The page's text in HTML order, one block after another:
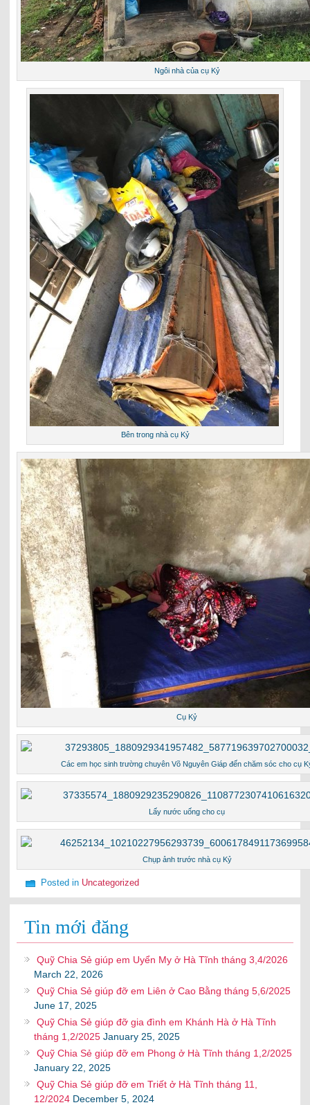
Ngôi nhà của cụ Kỷ
Bên trong nhà cụ Kỷ
Cụ Kỷ
Các em học sinh trường chuyên Võ Nguyên Giáp đến chăm sóc cho cụ
Lấy nước uống cho cụ
Chụp ảnh trước nhà cụ Kỷ
Posted in Uncategorized
Tin mới đăng
Quỹ Chia Sẻ giúp em Uyển My ở Hà Tĩnh tháng 3,4/2026
March 22, 2026
Quỹ Chia Sẻ giúp đỡ em Liên ở Cao Bằng tháng 5,6/2025
June 17, 2025
Quỹ Chia Sẻ giúp đỡ gia đình em Khánh Hà ở Hà Tĩnh
tháng 1,2/2025 January 25, 2025
Quỹ Chia Sẻ giúp đỡ em Phong ở Hà Tĩnh tháng 1,2/2025
January 22, 2025
Quỹ Chia Sẻ giúp đỡ em Triết ở Hà Tĩnh tháng 11,
12/2024 December 5, 2024